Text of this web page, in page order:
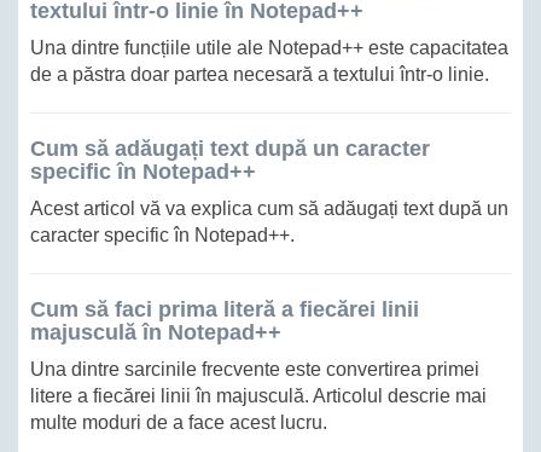
textului într-o linie în Notepad++
Una dintre funcțiile utile ale Notepad++ este capacitatea
de a păstra doar partea necesară a textului într-o linie.
Cum să adăugați text după un caracter
specific în Notepad++
Acest articol vă va explica cum să adăugați text după un
caracter specific în Notepad++.
Cum să faci prima literă a fiecărei linii
majusculă în Notepad++
Una dintre sarcinile frecvente este convertirea primei
litere a fiecărei linii în majusculă. Articolul descrie mai
multe moduri de a face acest lucru.